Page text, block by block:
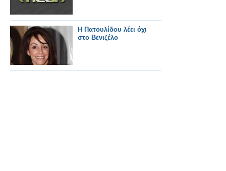
Η Πατουλίδου λέει όχι
στο Βενιζέλο